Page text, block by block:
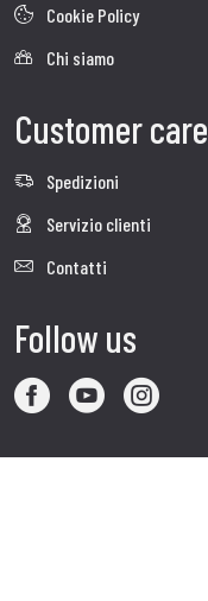
Cookie Policy
Chi siamo
Customer care
Spedizioni
Servizio clienti
Contatti
Follow us